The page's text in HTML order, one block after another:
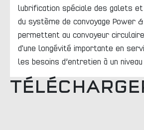
lubrification spéciale des galets
du système de convoyage Power
permettent au convoyeur
d'une longévité importante en
les besoins d’entretien à un niveau